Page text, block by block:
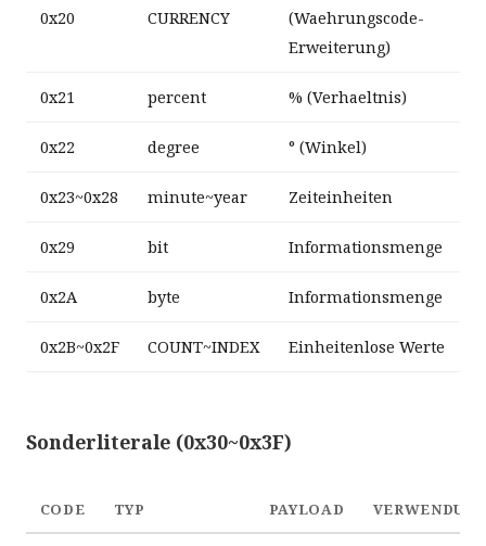
0x20 CURRENCY
(Waehrungscode-
Erweiterung)
0x21 percent % (Verhaeltnis)
0x22 degree ° (Winkel)
0x23~0x28 minute~year Zeiteinheiten
0x29 bit Informationsmenge
0x2A byte Informationsmenge
0x2B~0x2F COUNT~INDEX Einheitenlose Werte
Sonderliterale (0x30~0x3F)
CODE TYP PAYLOAD